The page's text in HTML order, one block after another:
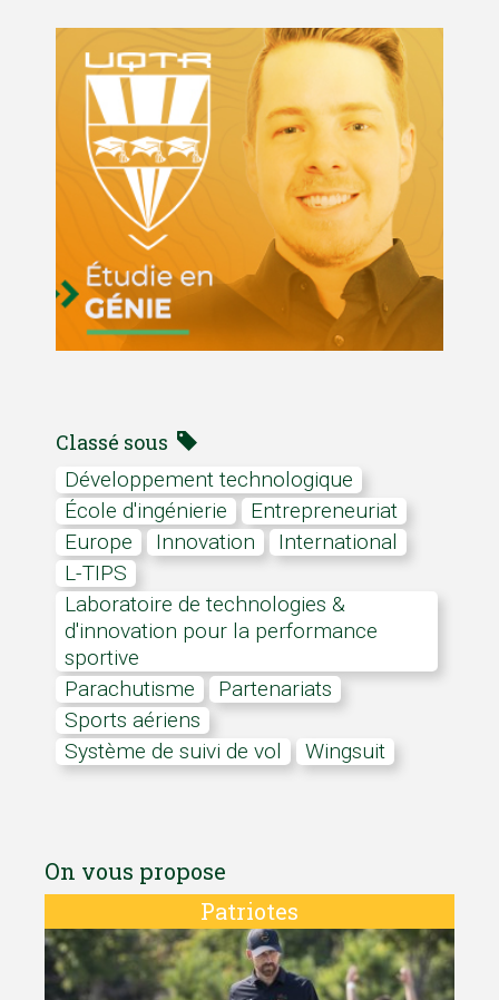
Classé sous
développement technologique
École d'ingénierie
Entrepreneuriat
Europe
innovation
International
L-TIPS
Laboratoire de technologies &
d'innovation pour la performance
sportive
parachutisme
partenariats
sports aériens
système de suivi de vol
wingsuit
On vous propose
Patriotes